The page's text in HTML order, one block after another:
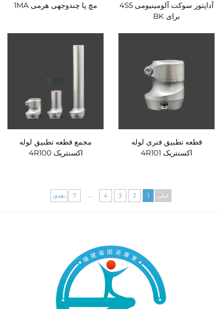
آداپتور سوکت آلومینیومی 4S5
برای BK
مچ پا چندوجهی هرمی 1MA
قطعه تطبیق فنری لوله
اکسنتریک 4R101
مجمع قطعه تطبیق لوله
اکسنتریک 4R100
قبلی 1
2
3
4
...
7 بعدی